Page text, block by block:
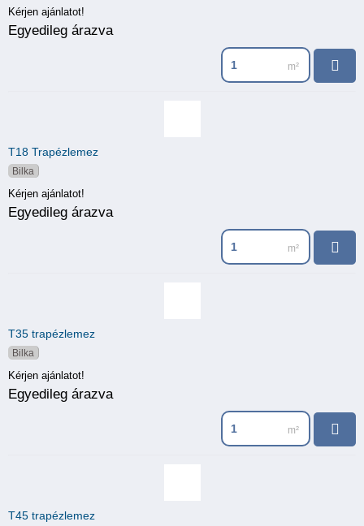
Kérjen ajánlatot!
Egyedileg árazva
T18 Trapézlemez
Bilka
Kérjen ajánlatot!
Egyedileg árazva
T35 trapézlemez
Bilka
Kérjen ajánlatot!
Egyedileg árazva
T45 trapézlemez